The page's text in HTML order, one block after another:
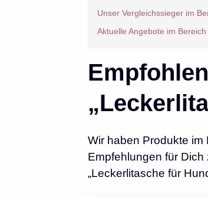
Unser Vergleichssieger im
Aktuelle Angebote im
Wir haben Produkte im
Empfehlungen für
„Leckerlitasche für